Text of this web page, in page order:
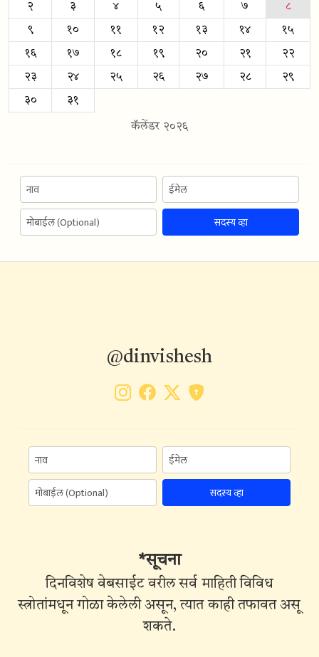
२ ३ ४ ५ ६ ७ ८
९ १० ११ १२ १३ १४ १५
१६ १७ १८ १९ २० २१ २२
२३ २४ २५ २६ २७ २८ २९
३० ३१
कॅलेंडर २०२६
सदस्य व्हा
@dinvishesh
सदस्य व्हा
*सूचना
दिनविशेष वेबसाईट वरील सर्व माहिती विविध
स्त्रोतांमधून गोळा केलेली असून, त्यात काही तफावत असू
शकते.